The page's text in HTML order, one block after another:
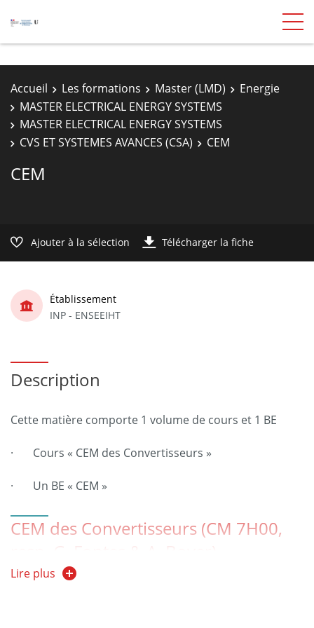
Accueil Les formations Master (LMD)
Energie
MASTER ELECTRICAL ENERGY SYSTEMS
MASTER ELECTRICAL ENERGY SYSTEMS
CVS ET SYSTEMES AVANCES (CSA)
CEM
CEM
Ajouter à la sélection Télécharger la fiche
Établissement
INP - ENSEEIHT
Description
Cette matière comporte 1 volume de cours et 1 BE
· Cours « CEM des Convertisseurs »
· Un BE « CEM »
CEM des Convertisseurs (CM 7H00,
Programme :
Lire plus